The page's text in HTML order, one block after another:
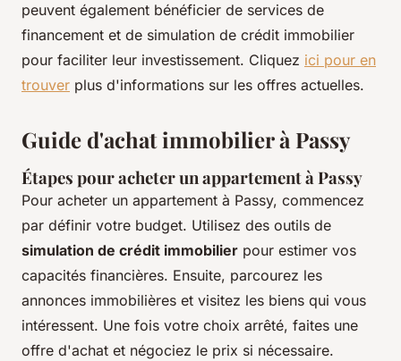
peuvent également bénéficier de services de
financement et de simulation de crédit immobilier
pour faciliter leur investissement. Cliquez ici pour en
trouver plus d'informations sur les offres actuelles.
Guide d'achat immobilier à Passy
Étapes pour acheter un appartement à Passy
Pour acheter un appartement à Passy, commencez
par définir votre budget. Utilisez des outils de
simulation de crédit immobilier pour estimer vos
capacités financières. Ensuite, parcourez les
annonces immobilières et visitez les biens qui vous
intéressent. Une fois votre choix arrêté, faites une
offre d'achat et négociez le prix si nécessaire.